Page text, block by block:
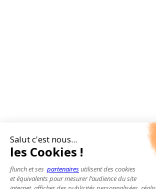
Salut c'est nous...
les Cookies !
flunch et ses partenairesutilisent des cookies
et équivalents pour mesurer l’audience du site